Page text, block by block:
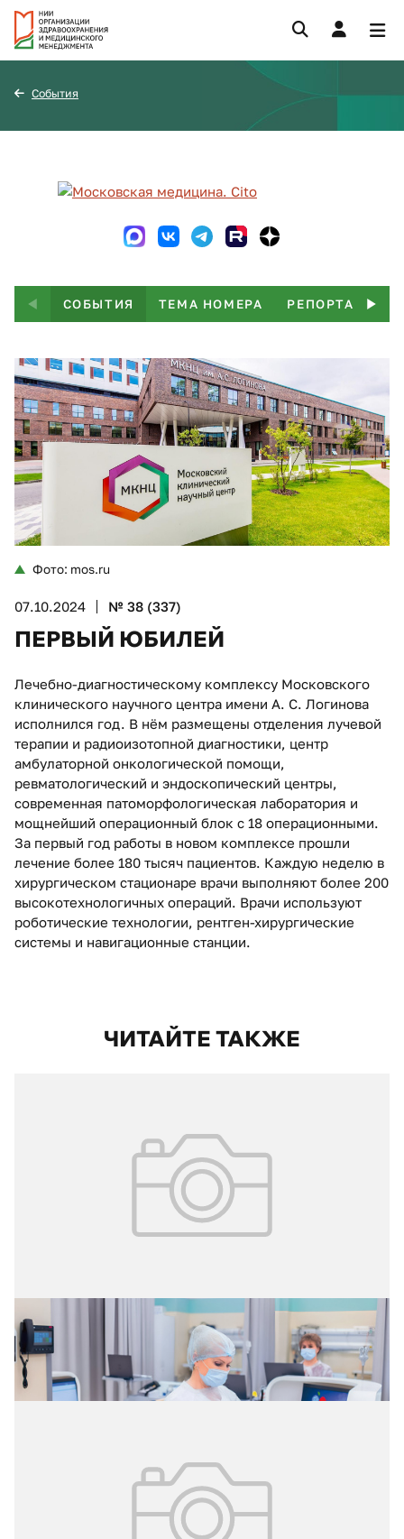
События
СОБЫТИЯ ТЕМА НОМЕРА РЕПОРТАЖ
Фото: mos.ru
07.10.2024 № 38 (337)
ПЕРВЫЙ ЮБИЛЕЙ
Лечебно-диагностическому комплексу Московского
клинического научного центра имени А. С. Логинова
исполнился год. В нём размещены отделения лучевой
терапии и радиоизотопной диагностики, центр
амбулаторной онкологической помощи,
ревматологический и эндоскопический центры,
современная патоморфологическая лаборатория и
мощнейший операционный блок с 18 операционными.
За первый год работы в новом комплексе прошли
лечение более 180 тысяч пациентов. Каждую неделю в
хирургическом стационаре врачи выполняют более 200
высокотехнологичных операций. Врачи используют
роботические технологии, рентген-хирургические
системы и навигационные станции.
ЧИТАЙТЕ ТАКЖЕ
02.08.2026
Цифровые витрины данных